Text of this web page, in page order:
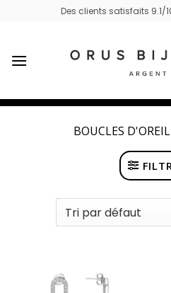
Des clients satisfaits 9.1/10
BOUCLES